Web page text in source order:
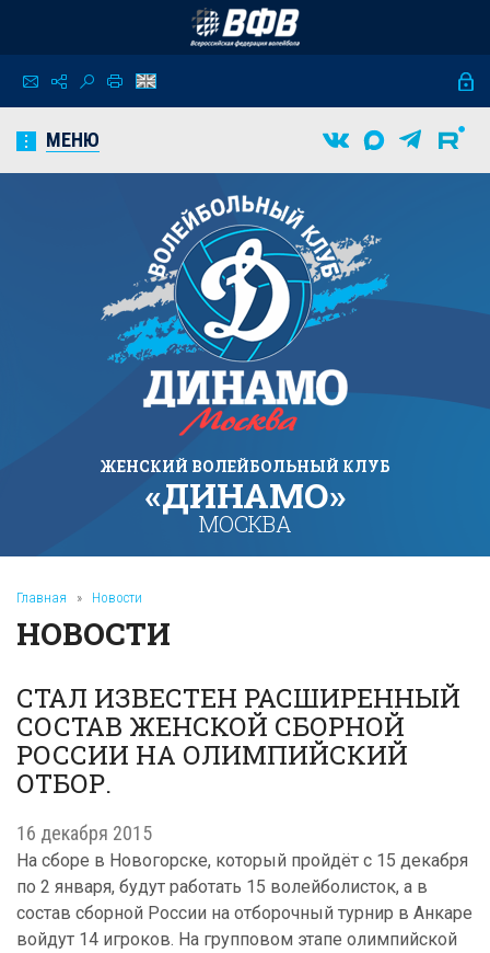
МЕНЮ
ЖЕНСКИЙ ВОЛЕЙБОЛЬНЫЙ КЛУБ
«ДИНАМО»
МОСКВА
Главная » Новости
НОВОСТИ
СТАЛ ИЗВЕСТЕН РАСШИРЕННЫЙ
СОСТАВ ЖЕНСКОЙ СБОРНОЙ
РОССИИ НА ОЛИМПИЙСКИЙ
ОТБОР.
16 декабря 2015
На сборе в Новогорске, который пройдёт с 15 декабря
по 2 января, будут работать 15 волейболисток, а в
состав сборной России на отборочный турнир в Анкаре
войдут 14 игроков. На групповом этапе олимпийской